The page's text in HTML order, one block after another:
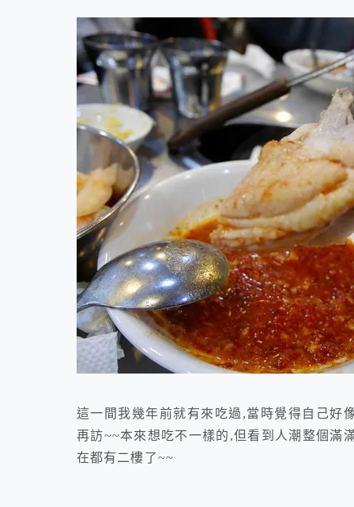
這一間我幾年前就有來吃過,當時覺得自己好
再訪~~本來想吃不一樣的,但看到人潮整個滿
在都有二樓了~~